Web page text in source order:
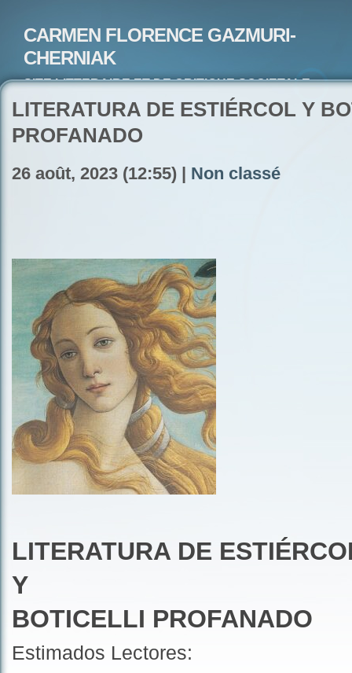
CARMEN FLORENCE GAZMURI-
CHERNIAK
SITE LITTERAIRE ET DE CRITIQUE SOCIETALE-
ARTISTE PEINTRE ET POETE-ECRIVAIN
LITERATURA DE ESTIÉRCOL Y
PROFANADO
26 août, 2023 (12:55) | Non classé
LITERATURA DE
Y
BOTICELLI PROFANADO
Estimados Lectores: